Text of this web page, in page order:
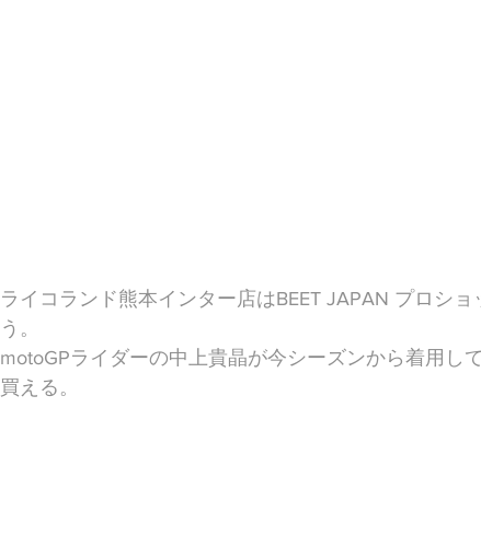
ライコランド熊本インター店はBEET JAPAN プロシ
う。
​motoGPライダーの中上貴晶が今シーズンから着用し
買える。